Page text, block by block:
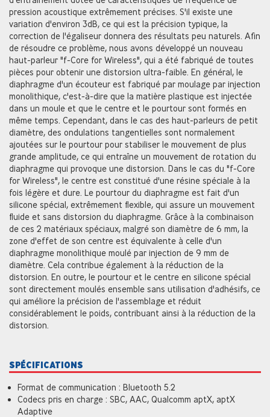
pression acoustique extrêmement précises. S'il existe une
variation d'environ 3dB, ce qui est la précision typique, la
correction de l'égaliseur donnera des résultats peu naturels. Afin
de résoudre ce problème, nous avons développé un nouveau
haut-parleur "f-Core for Wireless", qui a été fabriqué de toutes
pièces pour obtenir une distorsion ultra-faible. En général, le
diaphragme d'un écouteur est fabriqué par moulage par injection
monolithique, c'est-à-dire que la matière plastique est injectée
dans un moule et que le centre et le pourtour sont formés en
même temps. Cependant, dans le cas des haut-parleurs de petit
diamètre, des ondulations tangentielles sont normalement
ajoutées sur le pourtour pour stabiliser le mouvement de plus
grande amplitude, ce qui entraîne un mouvement de rotation du
diaphragme qui provoque une distorsion. Dans le cas du "f-Core
for Wireless", le centre est constitué d'une résine spéciale à la
fois légère et dure. Le pourtour du diaphragme est fait d'un
silicone spécial, extrêmement flexible, qui assure un mouvement
fluide et sans distorsion du diaphragme. Grâce à la combinaison
de ces 2 matériaux spéciaux, malgré son diamètre de 6 mm, la
zone d'effet de son centre est équivalente à celle d'un
diaphragme monolithique moulé par injection de 9 mm de
diamètre. Cela contribue également à la réduction de la
distorsion. En outre, le pourtour et le centre en silicone spécial
sont directement moulés ensemble sans utilisation d'adhésifs, ce
qui améliore la précision de l'assemblage et réduit
considérablement le poids, contribuant ainsi à la réduction de la
distorsion.
SPÉCIFICATIONS
Format de communication : Bluetooth 5.2
Codecs pris en charge : SBC, AAC, Qualcomm aptX, aptX
Adaptive